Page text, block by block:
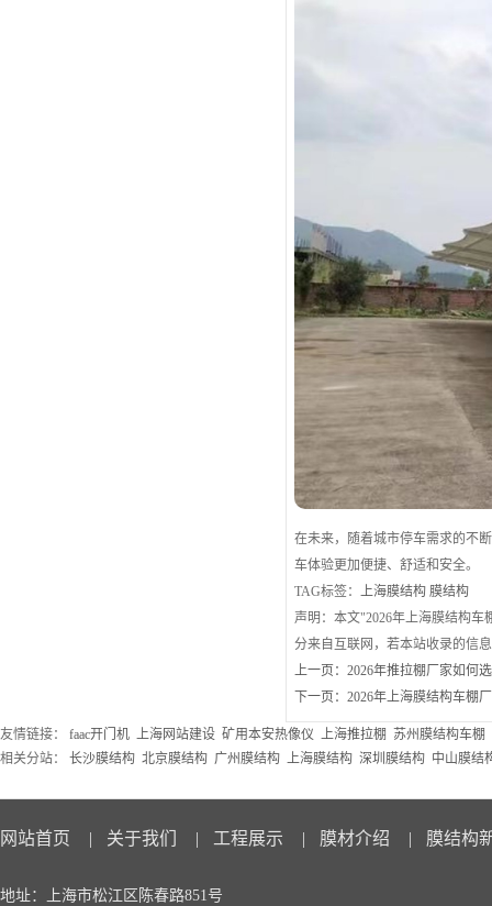
在未来，随着城市停车需求的不
车体验更加便捷、舒适和安全。
TAG标签：上海膜结构 膜结构
声明：本文"2026年上海膜结构
分来自互联网，若本站收录的信
上一页：2026年推拉棚厂家如何
下一页：2026年上海膜结构车棚
友情链接： faac开门机 上海网站建设 矿用本安热像仪 上海推拉棚 苏州膜结构车棚
相关分站： 长沙膜结构 北京膜结构 广州膜结构 上海膜结构 深圳膜结构 中山膜结
网站首页 | 关于我们 | 工程展示 | 膜材介绍 | 膜结构
地址：上海市松江区陈春路851号